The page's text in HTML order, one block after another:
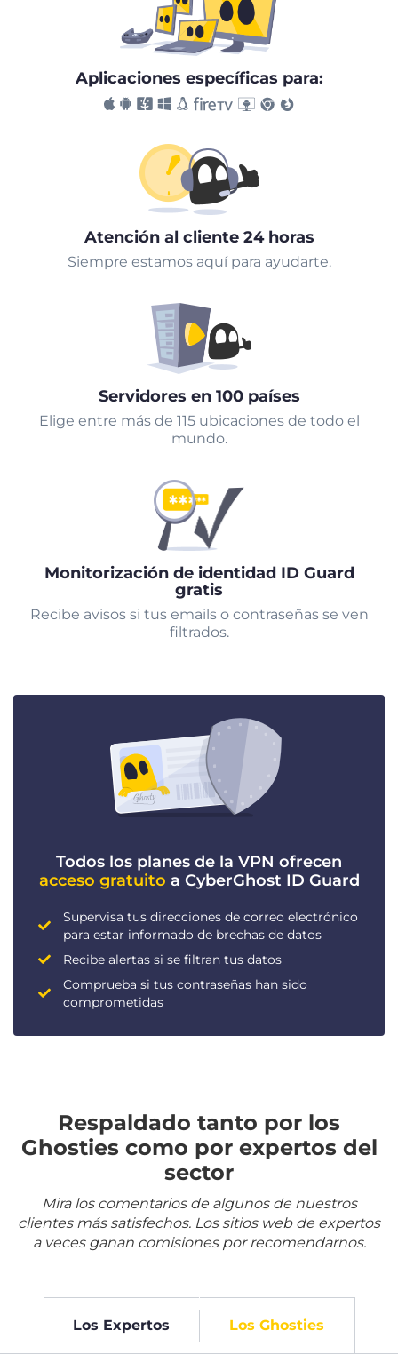
Aplicaciones específicas para:
Atención al cliente 24 horas
Siempre estamos aquí para ayudarte.
Servidores en 100 países
Elige entre más de 115 ubicaciones de todo el
mundo.
Monitorización de identidad ID Guard
gratis
Recibe avisos si tus emails o contraseñas se ven
filtrados.
Todos los planes de la VPN ofrecen
acceso gratuito a CyberGhost ID Guard
Supervisa tus direcciones de correo electrónico
para estar informado de brechas de datos
Recibe alertas si se filtran tus datos
Comprueba si tus contraseñas han sido
comprometidas
Respaldado tanto por los
Ghosties como por expertos del
sector
Mira los comentarios de algunos de nuestros
clientes más satisfechos. Los sitios web de expertos
a veces ganan comisiones por recomendarnos.
Los Expertos Los Ghosties